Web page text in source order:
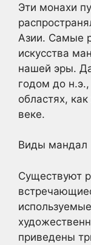
Эти монахи
Азии. Самые
искусства
нашей эры.
годом до
областях,
веке.
Виды мандал
Существуют
приведены